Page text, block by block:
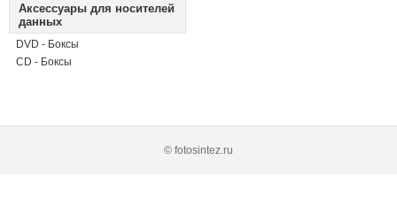
Аксессуары для носителей
данных
DVD - Боксы
CD - Боксы
© fotosintez.ru